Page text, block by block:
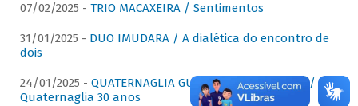
07/02/2025 - TRIO MACAXEIRA / Sentimentos
31/01/2025 - DUO IMUDARA / A dialética do encontro de
dois
24/01/2025 - QUATERNAGLIA GUITAR QUARTET (QGQ) /
Quaternaglia 30 anos